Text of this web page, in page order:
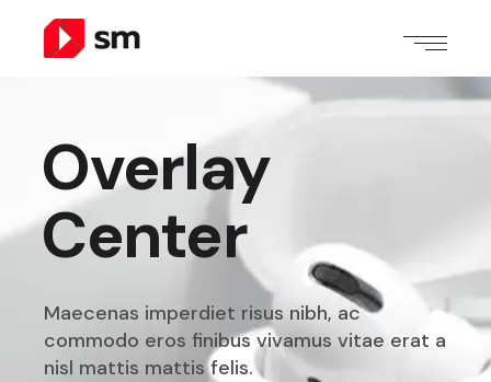
Overlay
Center
Maecenas imperdiet risus nibh, ac
commodo eros finibusvivamus vitae erat a
nisl mattis mattis felis.